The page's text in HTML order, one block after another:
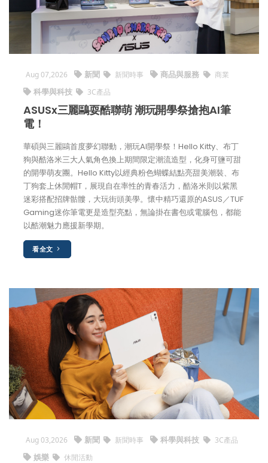
Aug 07,2026 新聞 新聞時事 商品與服務 商業
科學與科技 3C產品
ASUSx三麗鷗耍酷聯萌 潮玩開學祭搶抱AI筆
電！
華碩與三麗鷗首度夢幻聯動，潮玩AI開學祭！Hello Kitty、布丁
狗與酷洛米三大人氣角色換上期間限定潮流造型，化身可鹽可甜
的開學萌友團。Hello Kitty以經典粉色蝴蝶結點亮甜美潮裝、布
丁狗套上休閒帽T，展現自在率性的青春活力，酷洛米則以紫黑
迷彩搭配招牌骷髏，大玩街頭美學。懷中精巧還原的ASUS／TUF
Gaming迷你筆電更是造型亮點，無論掛在書包或電腦包，都能
以酷潮魅力應援新學期。
看全文
Aug 03,2026 新聞 新聞時事 科學與科技 3C產品
娛樂 休閒活動